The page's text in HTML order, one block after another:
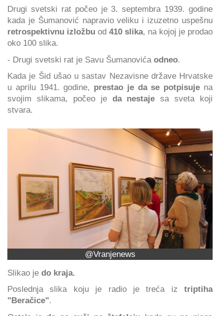
Drugi svetski rat počeo je 3. septembra 1939. godine
kada je Šumanović napravio veliku i izuzetno uspešnu
retrospektivnu izložbu od 410 slika, na kojoj je prodao
oko 100 slika.
- Drugi svetski rat je Savu Šumanovića odneo.
Kada je Šid ušao u sastav Nezavisne države Hrvatske
u aprilu 1941. godine, prestao je da se potpisuje na
svojim slikama, počeo je da nestaje sa sveta koji
stvara.
@Vranjenews
Slikao je do kraja.
Poslednja slika koju je radio je treća iz triptiha
"Beračice".